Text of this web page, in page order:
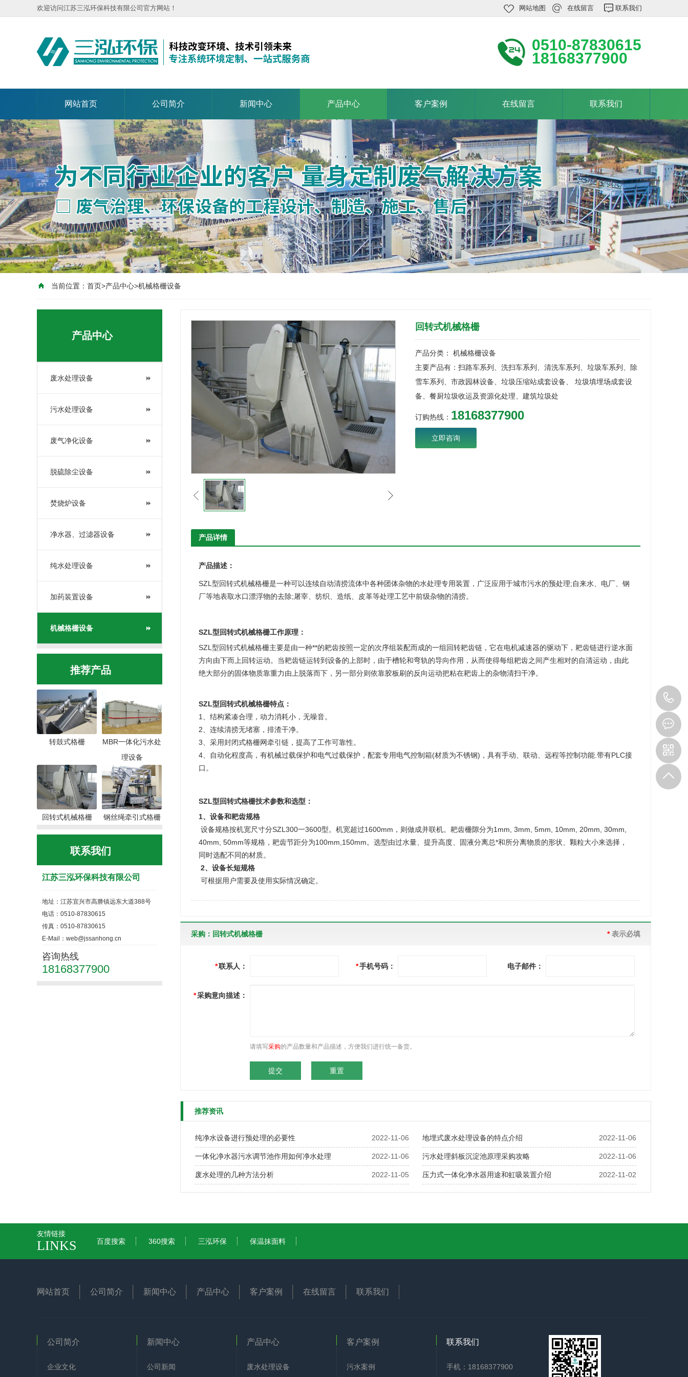
欢迎访问江苏三泓环保科技有限公司官方网站！ 网站地图 在线留言 联系我们
0510-87830615
18168377900
网站首页 公司简介 新闻中心 产品中心 客户案例 在线留言 联系我们
当前位置： 首页>产品中心>机械格栅设备
产品中心
废水处理设备
污水处理设备
废气净化设备
脱硫除尘设备
焚烧炉设备
净水器、过滤器设备
纯水处理设备
加药装置设备
机械格栅设备
推荐产品
转鼓式格栅
MBR一体化污水处
理设备
回转式机械格栅 钢丝绳牵引式格栅
联系我们
江苏三泓环保科技有限公司
地址：江苏宜兴市高塍镇远东大道388号
电话：0510-87830615
传真：0510-87830615
E-Mail：web@jssanhong.cn
咨询热线
18168377900
回转式机械格栅
产品分类： 机械格栅设备
主要产品有：扫路车系列、洗扫车系列、清洗车系列、垃圾车系列、除
雪车系列、市政园林设备、垃圾压缩站成套设备、 垃圾填埋场成套设
备、餐厨垃圾收运及资源化处理、建筑垃圾处
订购热线： 18168377900
立即咨询
产品详情
产品描述：
SZL型回转式机械格栅是一种可以连续自动清捞流体中各种团体杂物的水处理专用装置，广泛应用于城市污水的预处理;自来水、电厂、钢
厂等地表取水口漂浮物的去除;屠宰、纺织、造纸、皮革等处理工艺中前级杂物的清捞。
SZL型回转式机械格栅工作原理：
SZL型回转式机械格栅主要是由一种**的耙齿按照一定的次序组装配而成的一组回转耙齿链，它在电机减速器的驱动下，耙齿链进行逆水面
方向由下而上回转运动。当耙齿链运转到设备的上部时，由于槽轮和弯轨的导向作用，从而使得每组耙齿之间产生相对的自清运动，由此
绝大部分的固体物质靠重力由上脱落而下，另一部分则依靠胶板刷的反向运动把粘在耙齿上的杂物清扫干净。
SZL型回转式机械格栅特点：
1、结构紧凑合理，动力消耗小，无噪音。
2、连续清捞无堵塞，排渣干净。
3、采用封闭式格栅网牵引链，提高了工作可靠性。
4、自动化程度高，有机械过载保护和电气过载保护，配套专用电气控制箱(材质为不锈钢)，具有手动、联动、远程等控制功能.带有PLC接
口。
SZL型回转式格栅技术参数和选型：
1、设备和耙齿规格
设备规格按机宽尺寸分SZL300一3600型。机宽超过1600mm，则做成并联机。耙齿栅隙分为1mm, 3mm, 5mm, 10mm, 20mm, 30mm,
40mm, 50mm等规格，耙齿节距分为100mm,150mm。选型由过水量、提升高度、固液分离总*和所分离物质的形状、颗粒大小来选择，
同时选配不同的材质。
2、设备长短规格
可根据用户需要及使用实际情况确定。
采购：回转式机械格栅 *表示必填
*联系人： *手机号码： 电子邮件：
*采购意向描述：
请填写采购的产品数量和产品描述，方便我们进行统一备货。
推荐资讯
2022-11-06
纯净水设备进行预处理的必要性 2022-11-06
地埋式废水处理设备的特点介绍
2022-11-06
一体化净水器污水调节池作用如何净水处理 2022-11-06
污水处理斜板沉淀池原理采购攻略
2022-11-05
废水处理的几种方法分析 2022-11-02
压力式一体化净水器用途和虹吸装置介绍
友情链接
LINKS 百度搜索 360搜索 三泓环保 保温抹面料
网站首页 公司简介 新闻中心 产品中心 客户案例 在线留言 联系我们
公司简介
企业文化
新闻中心
公司新闻
产品中心
废水处理设备
客户案例
污水案例
联系我们
手机：18168377900